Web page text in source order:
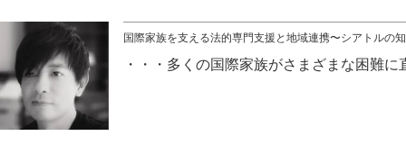
国際家族を支える法的専門支援と地域連携〜シアトルの
多くの国際家族がさまざまな困難に